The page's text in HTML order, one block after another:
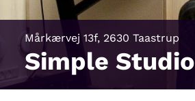
Simple Studio
Mårkærvej 13f, 2630 Taastrup